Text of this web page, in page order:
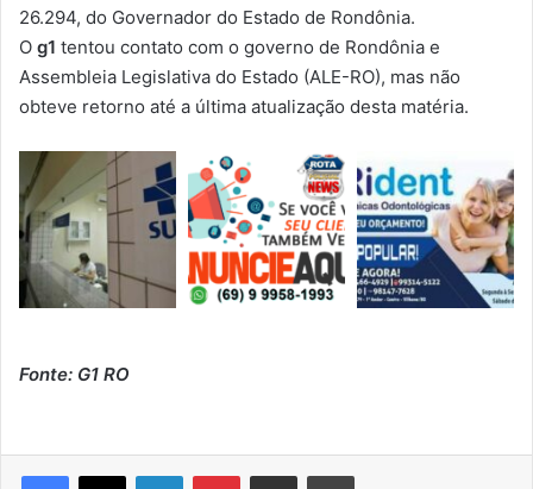
26.294, do Governador do Estado de Rondônia.
O g1 tentou contato com o governo de Rondônia e
Assembleia Legislativa do Estado (ALE-RO), mas não
obteve retorno até a última atualização desta matéria.
Fonte: G1 RO